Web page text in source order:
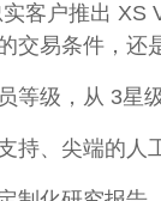
客户推出
交易条件，还
等级，从 3星
持、尖端的人